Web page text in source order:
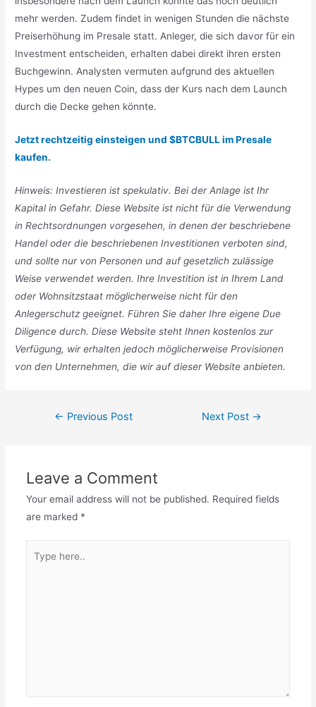
mehr werden. Zudem findet in wenigen Stunden die nächste
Preiserhöhung im Presale statt. Anleger, die sich davor für ein
Investment entscheiden, erhalten dabei direkt ihren ersten
Buchgewinn. Analysten vermuten aufgrund des aktuellen
Hypes um den neuen Coin, dass der Kurs nach dem Launch
durch die Decke gehen könnte.
Jetzt rechtzeitig einsteigen und $BTCBULL im Presale
kaufen.
Hinweis: Investieren ist spekulativ. Bei der Anlage ist Ihr
Kapital in Gefahr. Diese Website ist nicht für die Verwendung
in Rechtsordnungen vorgesehen, in denen der beschriebene
Handel oder die beschriebenen Investitionen verboten sind,
und sollte nur von Personen und auf gesetzlich zulässige
Weise verwendet werden. Ihre Investition ist in Ihrem Land
oder Wohnsitzstaat möglicherweise nicht für den
Anlegerschutz geeignet. Führen Sie daher Ihre eigene Due
Diligence durch. Diese Website steht Ihnen kostenlos zur
Verfügung, wir erhalten jedoch möglicherweise Provisionen
von den Unternehmen, die wir auf dieser Website anbieten.
Post← Previous Post Next Post →
Leave a Comment
Your email address will not be published. Required fields
are marked *
here..